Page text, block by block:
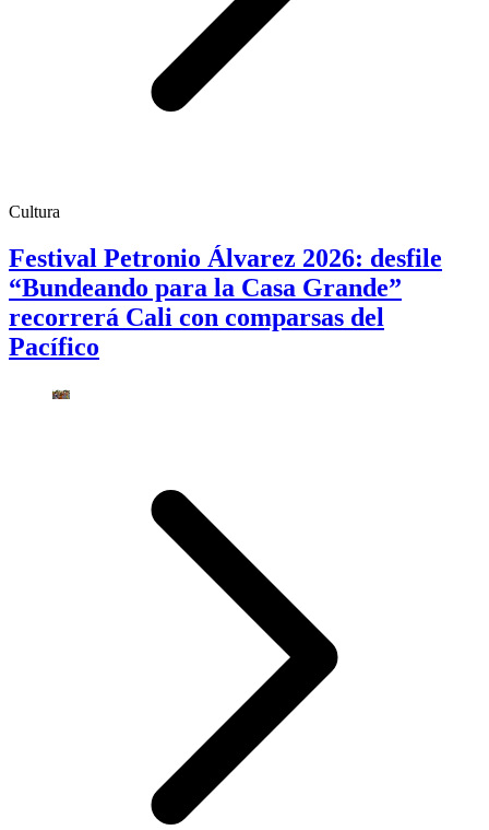
Cultura
Festival Petronio Álvarez 2026: desfile
“Bundeando para la Casa Grande”
recorrerá Cali con comparsas del
Pacífico